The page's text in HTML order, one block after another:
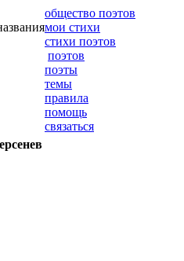
общество поэтов
мои стихи
стихи поэтов
поэтов
поэты
темы
правила
помощь
связаться